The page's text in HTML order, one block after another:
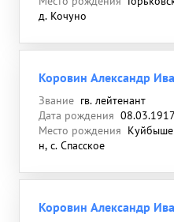
д. Кочуно
Коровин Александр
Звание гв. лейтенант
Дата рождения
Место рождения
н, с. Спасское
Коровин Александр